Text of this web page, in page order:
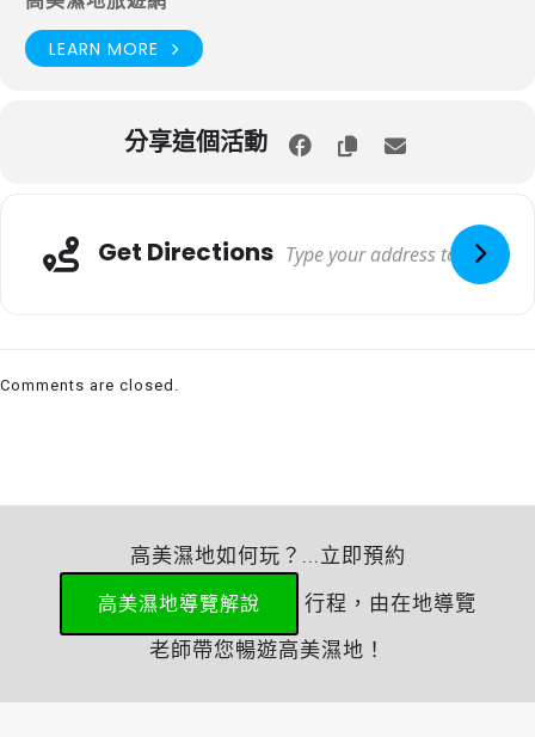
LEARN MORE
分享這個活動
Get Directions
Comments are closed.
高美濕地如何玩？...立即預約
高美濕地導覽解說
行程，由在地導覽
老師帶您暢遊高美濕地！